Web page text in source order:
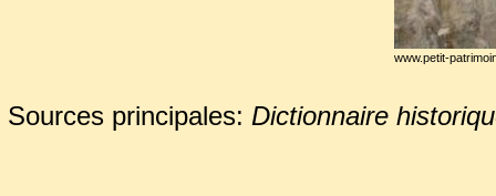
www.petit-
Sources principales: Dictionnaire